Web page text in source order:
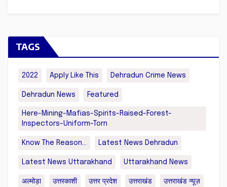
TAGS
2022 Apply Like This Dehradun Crime News
Dehradun News Featured
Here-Mining-Mafias-Spirits-Raised-Forest-
Inspectors-Uniform-Torn
Know The Reason... Latest News Dehradun
Latest News Uttarakhand Uttarakhand News
अल्मोड़ा उत्तरकाशी उत्तर प्रदेश उत्तराखंड उत्तराखंड न्यूज़